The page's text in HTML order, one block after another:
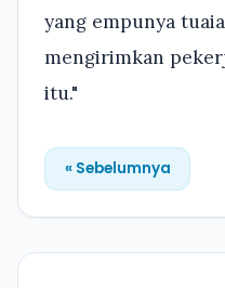
yang empunya
mengirimkan
itu."
« Sebelumnya